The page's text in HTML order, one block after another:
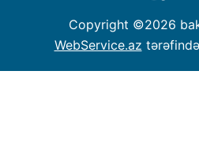
Copyright ©2026
WebService.az